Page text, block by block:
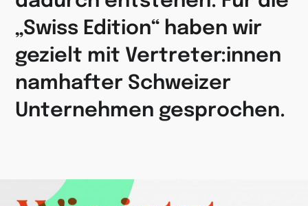
„Swiss Edition“ haben wir
gezielt mit Vertreter:innen
namhafter Schweizer
Unternehmen gesprochen.